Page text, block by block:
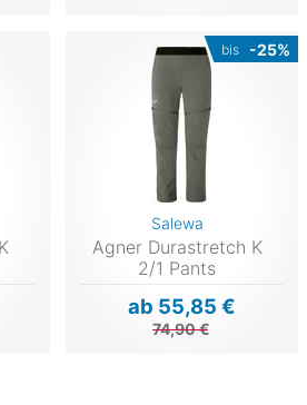
bis -25%
Salewa
Agner Durastretch K
2/1 Pants
ab 55,85 €
74,90 €